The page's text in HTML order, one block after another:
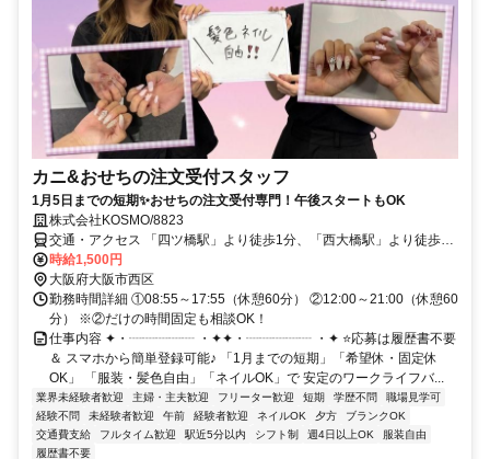
カニ&おせちの注文受付スタッフ
1月5日までの短期✨おせちの注文受付専門！午後スタートもOK
株式会社KOSMO/8823
交通・アクセス 「四ツ橋駅」より徒歩1分、「西大橋駅」より徒歩3
分、「心斎橋駅」より徒歩5分
時給1,500円
大阪府大阪市西区
勤務時間詳細 ①08:55～17:55（休憩60分） ②12:00～21:00（休憩60
分） ※②だけの時間固定も相談OK！
仕事内容 ✦・┈┈┈┈┈ ・✦✦・┈┈┈┈┈ ・✦ ⭐応募は履歴書不要
＆ スマホから簡単登録可能♪ 「1月までの短期」「希望休・固定休
OK」 「服装・髪色自由」「ネイルOK」で 安定のワークライフバ...
業界未経験者歓迎 主婦・主夫歓迎 フリーター歓迎 短期 学歴不問
職場見学可
経験不問
未経験者歓迎 午前 経験者歓迎 ネイルOK 夕方
ブランクOK
交通費支給
フルタイム歓迎 駅近5分以内 シフト制 週4日以上OK
服装自由
履歴書不要